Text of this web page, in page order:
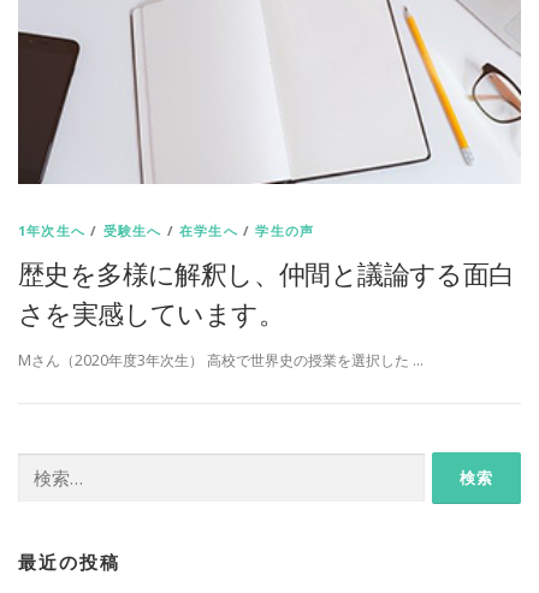
1年次生へ / 受験生へ /在学生へ/学生の声
歴史を多様に解釈し、仲間と議論する面白
さを実感しています。
Mさん（2020年度3年次生） 高校で世界史の授業を選択した …
索:
最近の投稿